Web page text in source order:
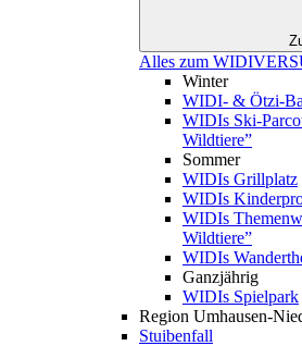
Alles zum
Winter
WIDI- & Ötzi-
WIDIs Ski-
Wildtiere”
Sommer
WIDIs Grillplatz
WIDIs
WIDIs
Wildtiere”
WIDIs
Ganzjährig
WIDIs Spielpark
Region Umhausen-
Stuibenfall